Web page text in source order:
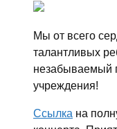
Мы от всего
талантливых
незабываемый
учреждения!
Ссылка на